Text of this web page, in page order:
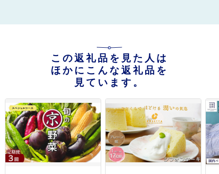
この返礼品を見た人は
ほかにこんな返礼品を
見ています。